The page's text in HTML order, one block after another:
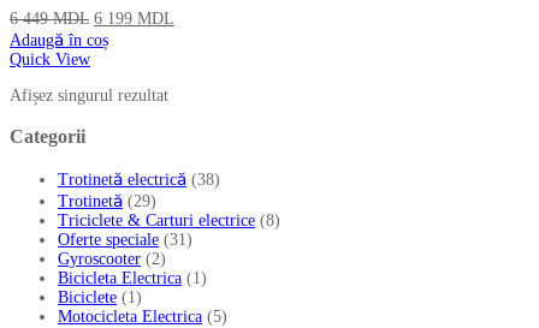
6 449MDL 6 199 MDL
Adaugă în coș
Quick View
Afișez singurul rezultat
Categorii
Trotinetă electrică (38)
Trotinetă (29)
Triciclete & Carturi electrice (8)
Oferte speciale (31)
Gyroscooter (2)
Bicicleta Electrica (1)
Biciclete (1)
Motocicleta Electrica (5)